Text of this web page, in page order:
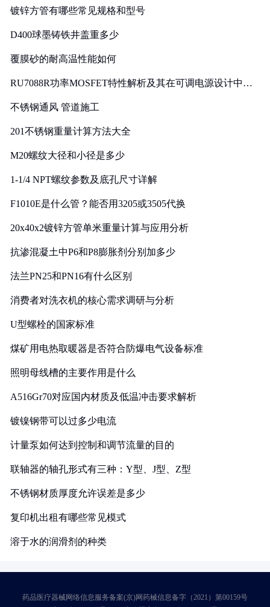
镀锌方管有哪些常见规格和型号
D400球墨铸铁井盖重多少
覆膜砂的耐高温性能如何
RU7088R功率MOSFET特性解析及其在可调电源设计中的
不锈钢通风 管道施工
201不锈钢重量计算方法大全
M20螺纹大径和小径是多少
1-1/4 NPT螺纹参数及底孔尺寸详解
F1010E是什么管？能否用3205或3505代换
20x40x2镀锌方管单米重量计算与应用分析
抗渗混凝土中P6和P8膨胀剂分别加多少
法兰PN25和PN16有什么区别
消费者对洗衣机的核心需求调研与分析
U型螺栓的国家标准
煤矿用电热取暖器是否符合防爆电气设备标准
照明母线槽的主要作用是什么
A516Gr70对应国内材质及低温冲击要求解析
镀镍钢带可以过多少电流
计量泵如何达到控制和调节流量的目的
联轴器的轴孔形式有三种：Y型、J型、Z型
不锈钢材质厚度允许误差是多少
复印机出租有哪些常见模式
溶于水的润滑剂的种类
药品医疗器械网络信息服务备案(京)网药械信息备字（2021）第00159号